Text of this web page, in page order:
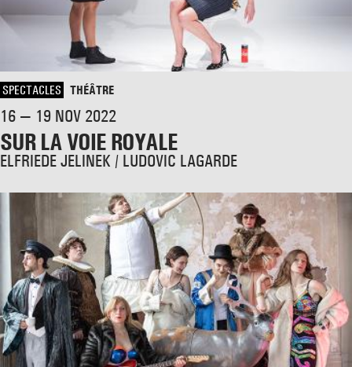
SPECTACLES THÉÂTRE
16 — 19 NOV 2022
SUR LA VOIE ROYALE
ELFRIEDE JELINEK / LUDOVIC LAGARDE